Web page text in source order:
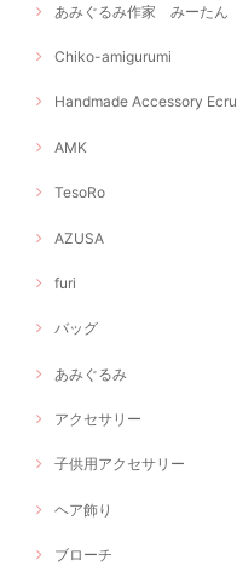
あみぐるみ作家 みーたん
Chiko-amigurumi
Handmade Accessory Ecru
AMK
TesoRo
AZUSA
furi
バッグ
あみぐるみ
アクセサリー
子供用アクセサリー
ヘア飾り
ブローチ